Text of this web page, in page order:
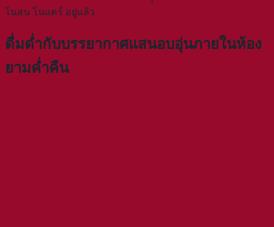
โนสน โนแคร์ อยู่แล้ว
ดื่มด่ำกับบรรยากาศแสนอบอุ่นภายในห้อง
ยามค่ำคืน